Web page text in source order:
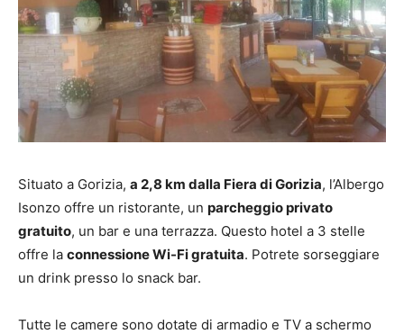
Situato a Gorizia, a 2,8 km dalla Fiera di Gorizia, l’Albergo
Isonzo offre un ristorante, un parcheggio privato
gratuito, un bar e una terrazza. Questo hotel a 3 stelle
offre la connessione Wi-Fi gratuita. Potrete sorseggiare
un drink presso lo snack bar.
Tutte le camere sono dotate di armadio e TV a schermo